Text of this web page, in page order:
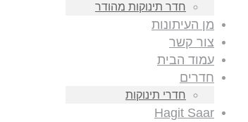
חדר תינוקות מהודר
מן העיתונות
צור קשר
עמוד הבית
חדרים
חדרי תינוקות
Hagit Saar